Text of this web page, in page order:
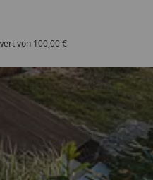
von 100,00 €
/ 5